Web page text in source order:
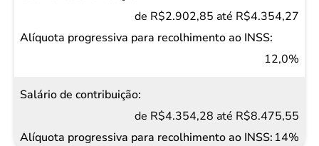
de R$2.902,85 até R$4.354,27
12,0%
de R$4.354,28 até R$8.475,55
14%